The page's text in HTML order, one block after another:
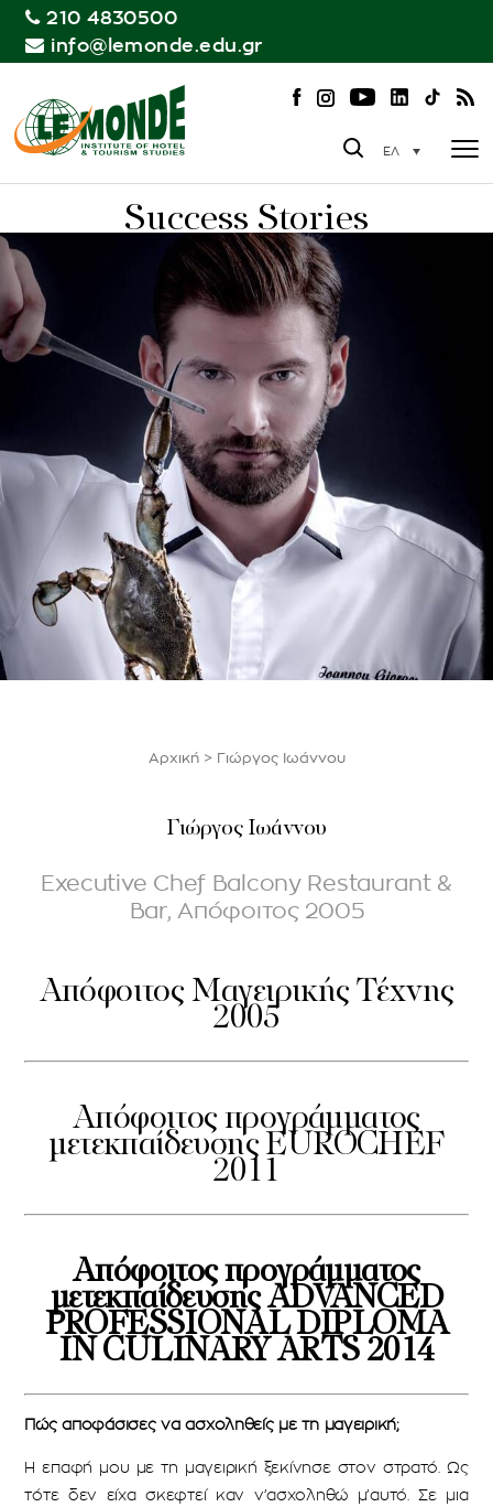
210 4830500
info@lemonde.edu.gr
ΕΛ
Success Stories
Αρχική> Γιώργος Ιωάννου
Γιώργος Ιωάννου
Εxecutive Chef Balcony Restaurant &
Bar, Απόφοιτος 2005
Απόφοιτος Μαγειρικής Τέχνης
2005
Απόφοιτος προγράμματος
μετεκπαίδευσης EUROCHEF
2011
Απόφοιτος προγράμματος
μετεκπαίδευσης ADVANCED
PROFESSIONAL DIPLOMA
IN CULINARY ARTS 2014
Πώς αποφάσισες να ασχοληθείς με τη μαγειρική;
Η επαφή μου με τη μαγειρική ξεκίνησε στον στρατό. Ως
τότε δεν είχα σκεφτεί καν ν’ασχοληθώ μ’αυτό. Σε μια